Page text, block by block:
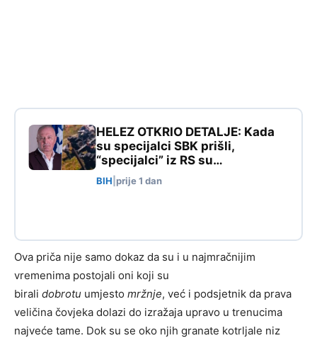
HELEZ OTKRIO DETALJE: Kada
su specijalci SBK prišli,
“specijalci” iz RS su…
BIH prije 1 dan
Ova priča nije samo dokaz da su i u najmračnijim
vremenima postojali oni koji su
birali dobrotu umjesto mržnje, već i podsjetnik da prava
veličina čovjeka dolazi do izražaja upravo u trenucima
najveće tame. Dok su se oko njih granate kotrljale niz